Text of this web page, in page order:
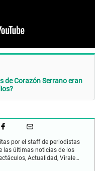
de Corazón Serrano eran
por el staff de periodistas
las últimas noticias de los
Actualidad, Virales,